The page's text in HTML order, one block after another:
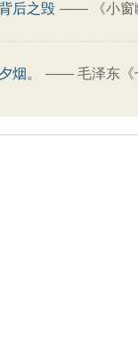
后之毁 —— 《小
烟。 —— 毛泽东《